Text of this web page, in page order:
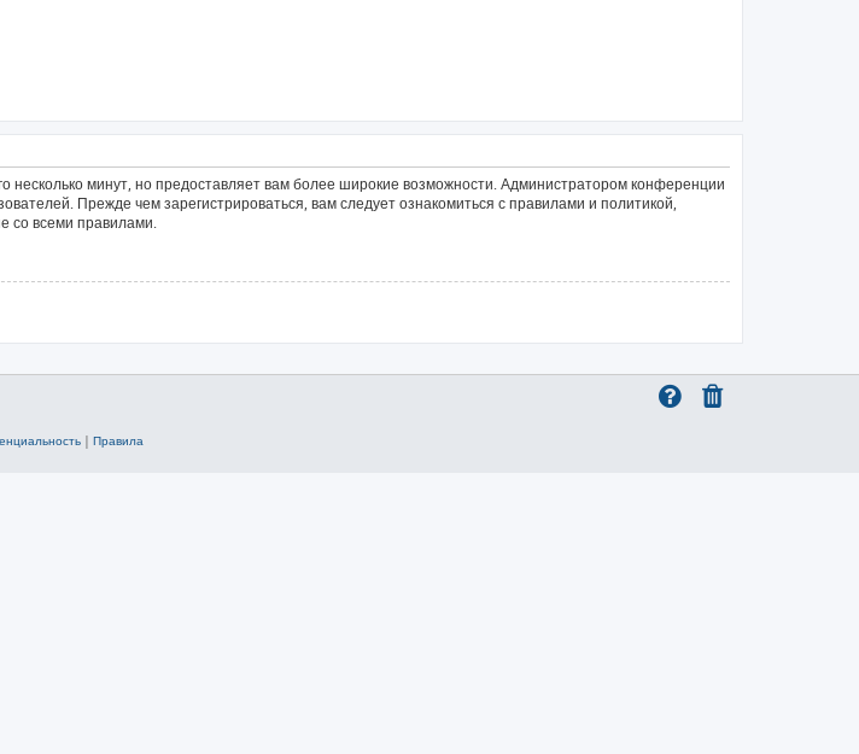
минут, но предоставляет вам более широкие возможности. Администратором конференции
Прежде чем зарегистрироваться, вам следует ознакомиться с правилами и политикой,
со всеми правилами.
| Правила